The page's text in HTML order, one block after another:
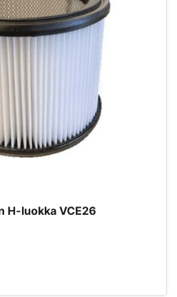
H-luokka VCE26